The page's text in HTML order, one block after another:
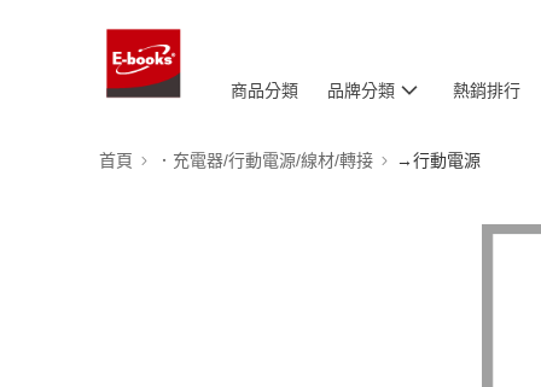
商品分類 品牌分類 熱銷排行
首頁 ．充電器/行動電源/線材/轉接 →行動電源